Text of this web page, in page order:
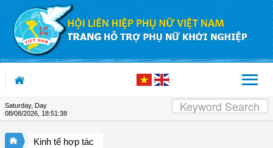
Skip to Content
Saturday, Day
08/08/2026 18:51:39
Kinh tế hợp tác